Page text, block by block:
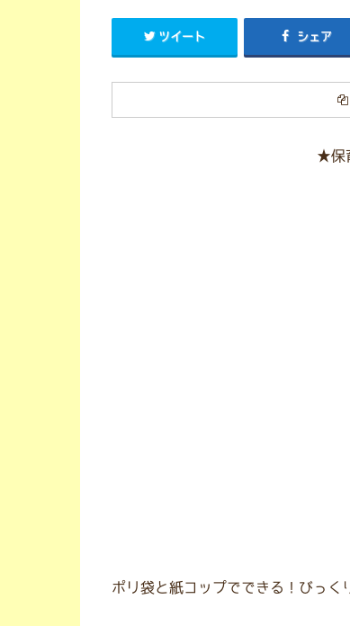
ツイート シェア
★保
ポリ袋と紙コップでできる！びっ